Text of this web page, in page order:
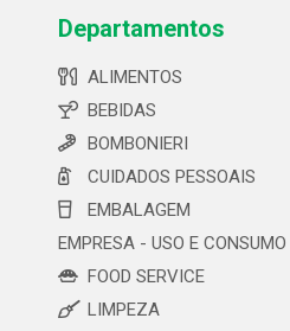
Departamentos
ALIMENTOS
BEBIDAS
BOMBONIERI
CUIDADOS PESSOAIS
EMBALAGEM
EMPRESA - USO E CONSUMO
FOOD SERVICE
LIMPEZA